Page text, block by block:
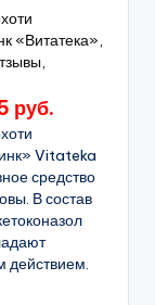
«Витатека»,
руб.
Vitateka
средство
В состав
действием.